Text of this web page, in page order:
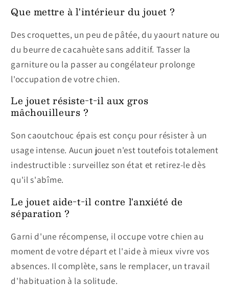
Que mettre à l'intérieur du jouet ?
Des croquettes, un peu de pâtée, du yaourt nature ou
du beurre de cacahuète sans additif. Tasser la
garniture ou la passer au congélateur prolonge
l'occupation de votre chien.
Le jouet résiste-t-il aux gros
mâchouilleurs ?
Son caoutchouc épais est conçu pour résister à un
usage intense. Aucun jouet n'est toutefois totalement
indestructible : surveillez son état et retirez-le dès
qu'il s'abîme.
Le jouet aide-t-il contre l'anxiété de
séparation ?
Garni d'une récompense, il occupe votre chien au
moment de votre départ et l'aide à mieux vivre vos
absences. Il complète, sans le remplacer, un travail
d'habituation à la solitude.